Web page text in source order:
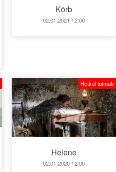
Kõrb
02.01.2021 12:00
Helene
02.01.2020 12:00
Hetkel toimub